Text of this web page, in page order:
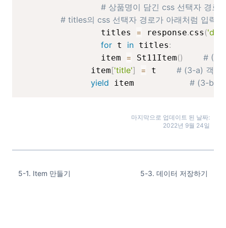
# 상품명이 담긴 css 선택자 경로
# titles의 css 선택자 경로가 아래처럼 입력
                titles
= response.css(
for t in titles:
                item
= St11Item() # (2)
              item
['title'] = t # (3-a) 객체
yield item # (3-b)
마지막으로 업데이트 된 날짜:
2022년 9월 24일
5-1. Item 만들기 5-3. 데이터 저장하기